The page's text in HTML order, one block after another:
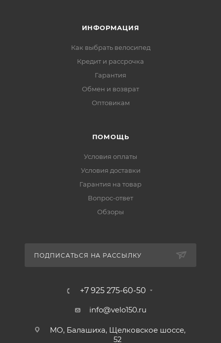
ИНФОРМАЦИЯ
Как выбрать велосипед
Кредит и рассрочка
Гарантия
Обмен и возврат
Оптовикам
ПОМОЩЬ
Условия оплаты
Условия доставки
Гарантия на товар
Вопрос-ответ
Обзоры
ПОДПИСАТЬСЯ НА РАССЫЛКУ
+7 925 275-60-50
info@velo150.ru
МО, Балашиха, Щелковское шоссе,
52